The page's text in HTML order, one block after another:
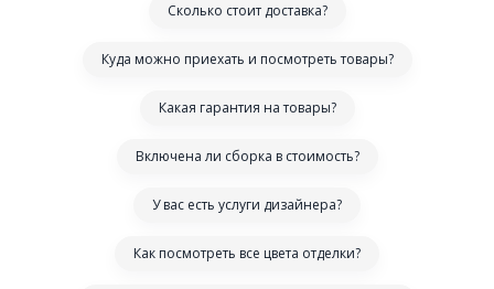
Сколько стоит доставка?
Куда можно приехать и посмотреть товары?
Какая гарантия на товары?
Включена ли сборка в стоимость?
У вас есть услуги дизайнера?
Как посмотреть все цвета отделки?